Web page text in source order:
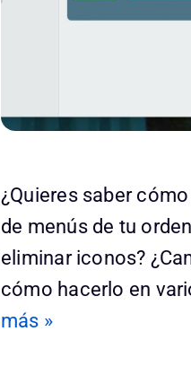
¿Quieres saber
de menús de tu
eliminar iconos?
cómo hacerlo en
más »